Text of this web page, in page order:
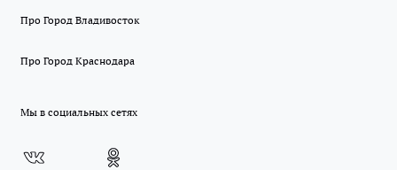
Про Город Владивосток
Про Город Краснодара
Мы в социальных сетях